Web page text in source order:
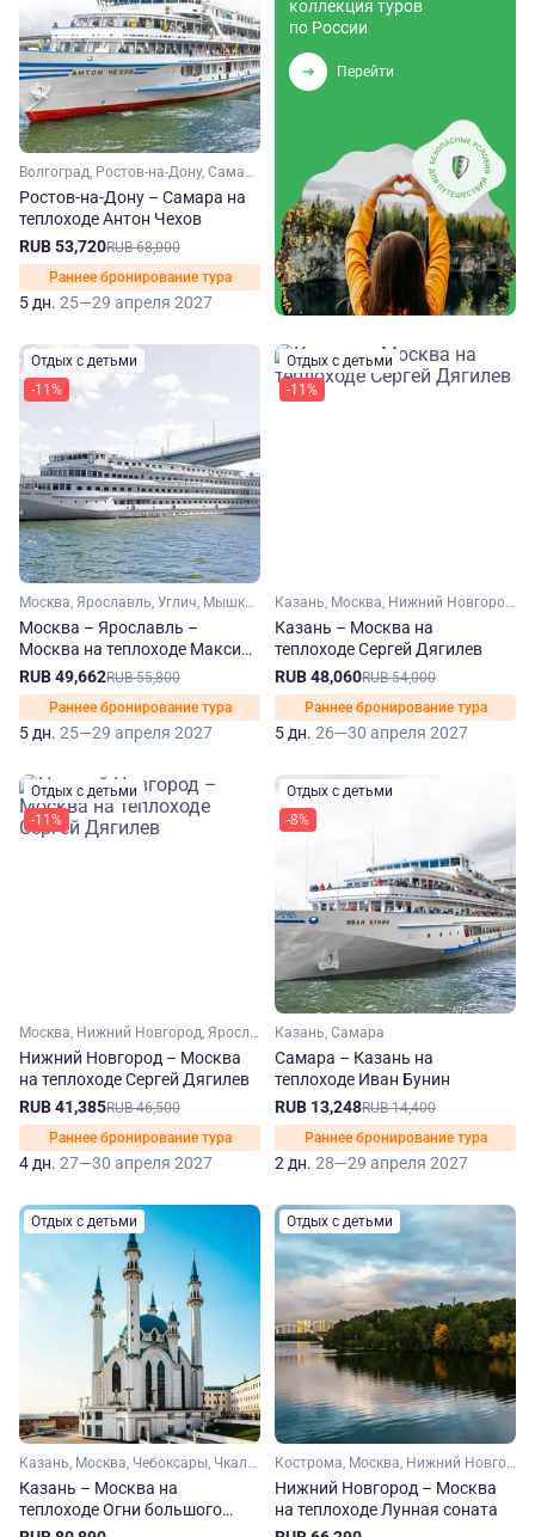
Волгоград, Ростов-на-Дону, Самара, Саратов
Ростов-на-Дону – Самара на
теплоходе Антон Чехов
RUB 53,720RUB 68,000
Раннее бронирование тура
5 дн. 25—29 апреля 2027
коллекция туров
по России
Перейти
Отдых с детьми
-11%
Москва, Ярославль, Углич, Мышкин
Москва – Ярославль –
Москва на теплоходе Максим
Литвинов
RUB 49,662RUB 55,800
Раннее бронирование тура
5 дн. 25—29 апреля 2027
Отдых с детьми
-11%
Казань, Москва, Нижний Новгород, Ярославль, Углич, Городец
Казань – Москва на
теплоходе Сергей Дягилев
RUB 48,060RUB 54,000
Раннее бронирование тура
5 дн. 26—30 апреля 2027
Отдых с детьми
-11%
Москва, Нижний Новгород, Ярославль, Углич, Городец
Нижний Новгород – Москва
на теплоходе Сергей Дягилев
RUB 41,385RUB 46,500
Раннее бронирование тура
4 дн. 27—30 апреля 2027
Отдых с детьми
-8%
Казань, Самара
Самара – Казань на
теплоходе Иван Бунин
RUB 13,248RUB 14,400
Раннее бронирование тура
2 дн. 28—29 апреля 2027
Отдых с детьми
Казань, Москва, Чебоксары, Чкаловский, Ярославль, Углич, Плес, Кинешма, Козьмодемьянск, Мышкин
Казань – Москва на
теплоходе Огни большого
города
Отдых с детьми
Кострома, Москва, Нижний Новгород, Чкаловский, Ярославль, Углич, Плес, Кинешма, Мышкин, Юрьевец
Нижний Новгород – Москва
на теплоходе Лунная соната